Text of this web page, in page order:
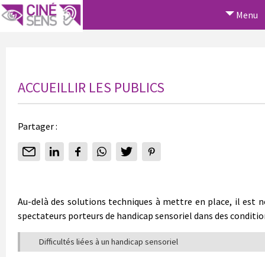
Menu
ACCUEILLIR LES PUBLICS
Partager :
Au-delà des solutions techniques à mettre en place, il est
spectateurs porteurs de handicap sensoriel dans des
Difficultés liées à un handicap sensoriel